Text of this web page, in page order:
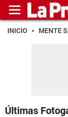
INICIO MENTE
Últimas